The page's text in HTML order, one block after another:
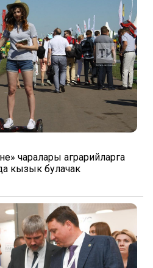
чаралары аграрийларга
кызык булачак